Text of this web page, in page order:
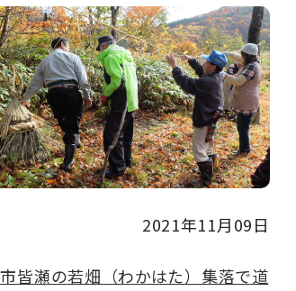
2021年11月09日
皆瀬の若畑（わかはた）集落で道